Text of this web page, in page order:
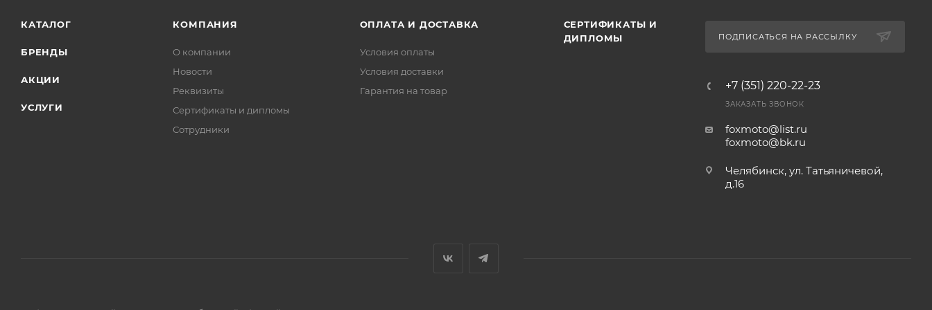
КАТАЛОГ
БРЕНДЫ
АКЦИИ
УСЛУГИ
КОМПАНИЯ
О компании
Новости
Реквизиты
Сертификаты и дипломы
Сотрудники
ОПЛАТА И ДОСТАВКА
Условия оплаты
Условия доставки
Гарантия на товар
СЕРТИФИКАТЫ И
ДИПЛОМЫ
ПОДПИСАТЬСЯ НА РАССЫЛКУ
+7 (351) 220-22-23
ЗАКАЗАТЬ ЗВОНОК
foxmoto@list.ru
foxmoto@bk.ru
Челябинск, ул. Татьяничевой,
д.16